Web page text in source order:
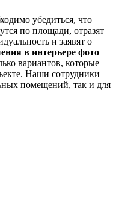
убедиться, что
по площади, отразят
и заявят о
в интерьере фото
вариантов, которые
Наши сотрудники
помещений, так и для